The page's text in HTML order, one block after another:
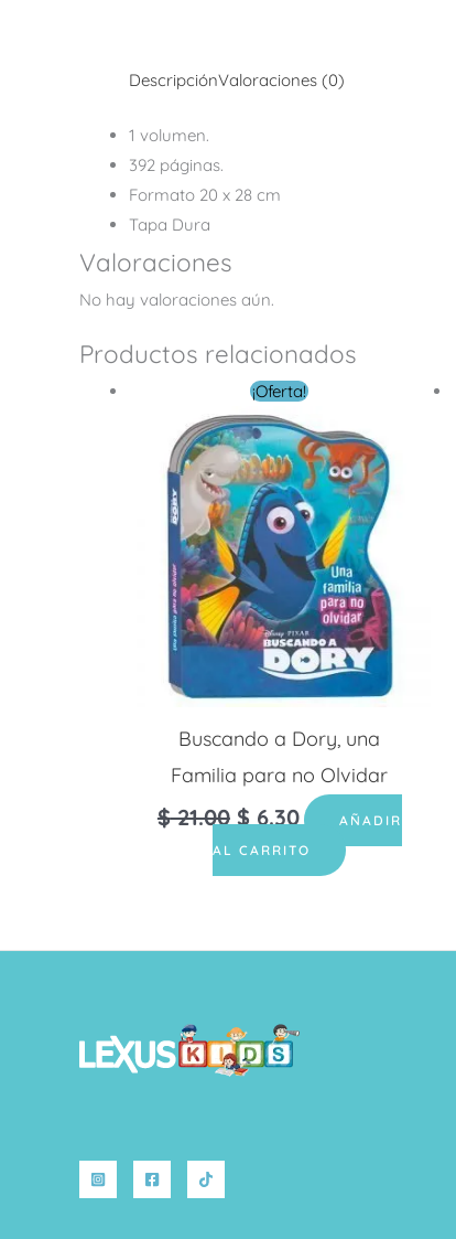
DescripciónValoraciones (0)
1 volumen.
392 páginas.
Formato 20 x 28 cm
Tapa Dura
Valoraciones
No hay valoraciones aún.
Productos relacionados
¡Oferta!
Buscando a Dory, una
Familia para no Olvidar
$21.00
El
precio
original
era:
$ 21.00.
$6.30
El
precio
actual
es:
$ 6.30.
AÑADIR
AL CARRITO